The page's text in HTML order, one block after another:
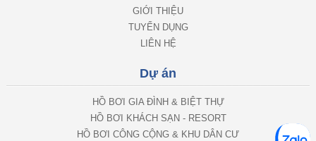
GIỚI THIỆU
TUYỂN DỤNG
LIÊN HỆ
Dự án
HỒ BƠI GIA ĐÌNH & BIỆT THỰ
HỒ BƠI KHÁCH SẠN - RESORT
HỒ BƠI CÔNG CỘNG & KHU DÂN CƯ